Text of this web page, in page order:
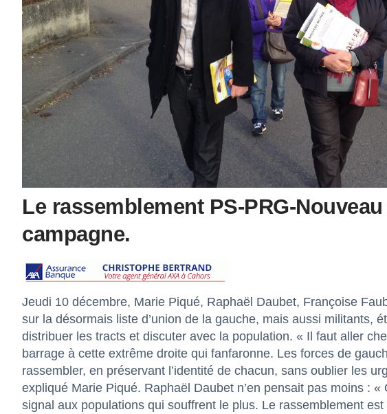
Le rassemblement PS-PRG-
campagne.
Jeudi 10 décembre, Marie Piqué, Raphaël Daubet, Françoise
sur la désormais liste d’union de la gauche, mais aussi militants,
distribuer les tracts et discuter avec la population. « Il faut aller
barrage à cette extrême droite qui fanfaronne. Les forces de
rassembler, en préservant l’identité de chacun, sans oublier les
expliqué Marie Piqué. Raphaël Daubet n’en pensait pas moins :
signal aux populations qui souffrent le plus. Le rassemblement